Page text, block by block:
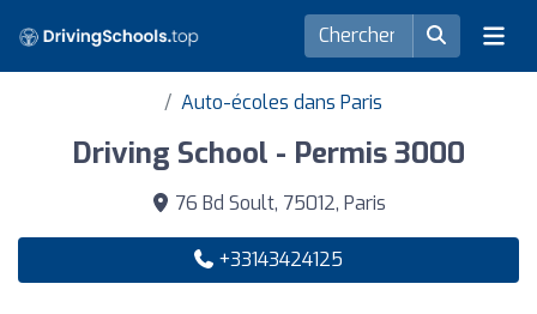
Auto-écoles dans Paris
Driving School - Permis 3000
76 Bd Soult, 75012, Paris
+33143424125